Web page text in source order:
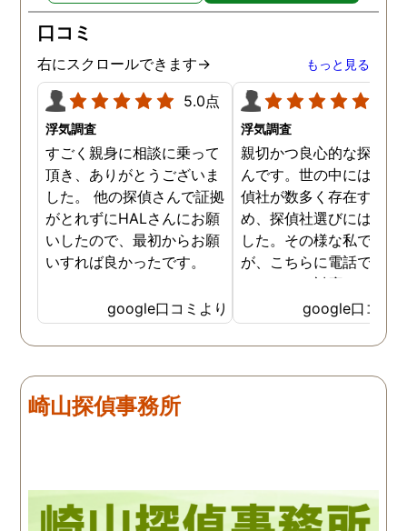
口コミ
右にスクロールできます→ もっと見る
5.0点
浮気調査
すごく親身に相談に乗って
頂き、ありがとうございま
した。 他の探偵さんで証拠
がとれずにHALさんにお願
いしたので、最初からお願
いすれば良かったです。
google口コミより
浮気調査
親切かつ良心的な探偵社
んです。世の中には詐欺
偵社が数多く存在するた
め、探偵社選びには慎重
した。その様な私でした
が、こちらに電話で相談
たところ、対応された方
探偵のノウハウまで丁寧
教えて下さったのです。
用できると思い、早速お
は、仕事も丁寧で調査内
google口コミ
崎山探偵事務所